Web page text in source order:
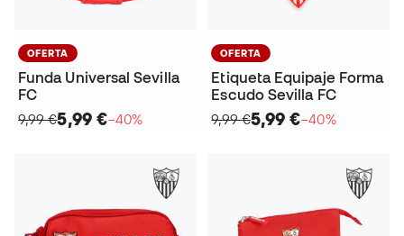
OFERTA
Funda Universal Sevilla
FC
9,99 €5,99 €−40%
OFERTA
Etiqueta Equipaje Forma
Escudo Sevilla FC
9,99 €5,99 €−40%